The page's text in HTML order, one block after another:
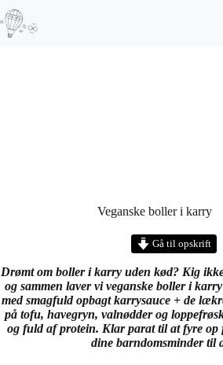
Veganske boller i karry
Gå til opskrift
Drømt om boller i karry uden kød? Kig
og sammen laver vi veganske boller i
med smagfuld opbagt karrysauce + de
på tofu, havegryn, valnødder og
og fuld af protein. Klar parat til at fyre op
dine barndomsminder til